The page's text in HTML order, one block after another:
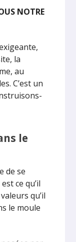
NOTRE
la
au
C’est un
le
de se
ce qu’il
qu’il
le moule